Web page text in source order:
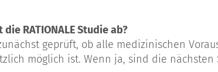
RATIONALE Studie ab?
geprüft, ob alle medizinischen
möglich ist. Wenn ja, sind die nächsten